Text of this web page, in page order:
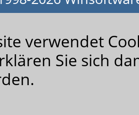
verwendet
Sie sich